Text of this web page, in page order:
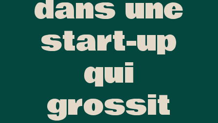
dans une
start-up
qui
grossit